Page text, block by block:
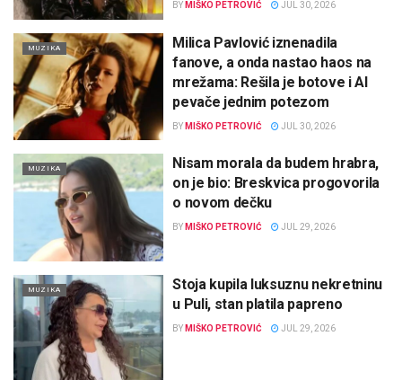
BY MIŠKO PETROVIĆ JUL 30, 2026
MUZIKA
Milica Pavlović iznenadila
fanove, a onda nastao haos na
mrežama: Rešila je botove i AI
pevače jednim potezom
BY MIŠKO PETROVIĆ JUL 30, 2026
MUZIKA
Nisam morala da budem hrabra,
on je bio: Breskvica progovorila
o novom dečku
BY MIŠKO PETROVIĆ JUL 29, 2026
MUZIKA
Stoja kupila luksuznu nekretninu
u Puli, stan platila papreno
BY MIŠKO PETROVIĆ JUL 29, 2026